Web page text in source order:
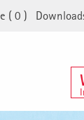
(0 )